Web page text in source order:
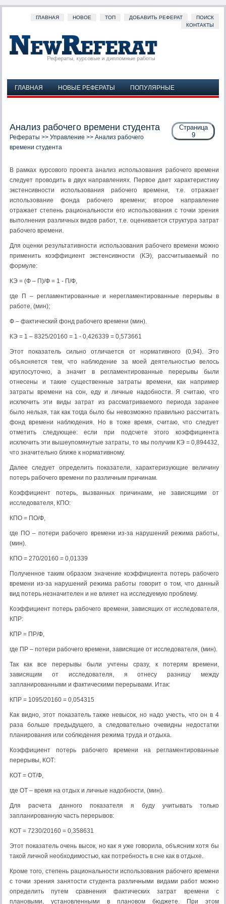
ГЛАВНАЯ НОВОЕ ТОП ДОБАВИТЬ РЕФЕРАТ
ПОИСК
КОНТАКТЫ
ГЛАВНАЯ НОВЫЕ РЕФЕРАТЫ
ПОПУЛЯРНЫЕ
Страница
9
Анализ рабочего времени студента
Рефераты >> Управление >> Анализ рабочего
времени студента
В рамках курсового проекта анализ использования рабочего времени
следует проводить в двух направлениях. Первое дает характеристику
экстенсивности использования рабочего времени, т.е. отражает
использование фонда рабочего времени; второе направление
отражает степень рациональности его использования с точки зрения
выполнения различных видов работ, т.е. оценивается структура затрат
рабочего времени.
Для оценки результативности использования рабочего времени можно
применить коэффициент экстенсивности (КЭ), рассчитываемый по
формуле:
КЭ = (Ф – П)/Ф = 1 - П/Ф,
где П – регламентированные и нерегламентированные перерывы в
работе, (мин);
Ф – фактический фонд рабочего времени (мин).
КЭ = 1 – 8325/20160 = 1 - 0,426339 = 0,573661
Этот показатель сильно отличается от нормативного (0,94). Это
объясняется тем, что наблюдение за моей деятельностью велось
круглосуточно, а значит в регламентированные перерывы были
отнесены и такие существенные затраты времени, как например
затраты времени на сон, еду и личные надобности. Я считаю, что
исключить эти виды затрат из рассматриваемого периода заранее
было нельзя, так как тогда было бы невозможно правильно рассчитать
фонд времени наблюдения. Но в тоже время, считаю, что следует
отметить следующее: если при подсчете этого коэффициента
исключить эти вышеупомянутые затраты, то мы получим КЭ = 0,894432,
что значительно ближе к нормативному.
Далее следует определить показатели, характеризующие величину
потерь рабочего времени по различным причинам.
Коэффициент потерь, вызванных причинами, не зависящими от
исследователя, КПО:
КПО = ПО/Ф,
где ПО – потери рабочего времени из-за нарушений режима работы,
(мин).
КПО = 270/20160 = 0,01339
Полученное таким образом значение коэффициента потерь рабочего
времени из-за нарушений режима работы говорит о том, что данный
вид потерь незначителен и не влияет на исследуемую проблему.
Коэффициент потерь рабочего времени, зависящих от исследователя,
КПР:
КПР = ПР/Ф,
где ПР – потери рабочего времени, зависящие от исследователя, (мин).
Так как все перерывы были учтены сразу, к потерям времени,
зависящим от исследователя, я отнесу разницу между
запланированными и фактическими перерывами. Итак:
КПР = 1095/20160 = 0,054315
Как видно, этот показатель также невысок, но надо учесть, что он в 4
раза больше предыдущего, а следовательно очевидны недостатки
планирования или соблюдения режима труда и отдыха.
Коэффициент потерь рабочего времени на регламентированные
перерывы, КОТ:
КОТ = ОТ/Ф,
где ОТ – время на отдых и личные надобности, (мин).
Для расчета данного показателя я буду учитывать только
запланированную часть перерывов:
КОТ = 7230/20160 = 0,358631
Этот показатель очень высок, но как я уже говорила, объясним хотя бы
такой личной необходимостью, как потребность в сне как в отдыхе.
Кроме того, степень рациональности использования рабочего времени
с точки зрения занятости студента различными видами работ можно
определить путем сравнения фактических затрат времени с
плановыми, установленными в плановом бюджете. При этом